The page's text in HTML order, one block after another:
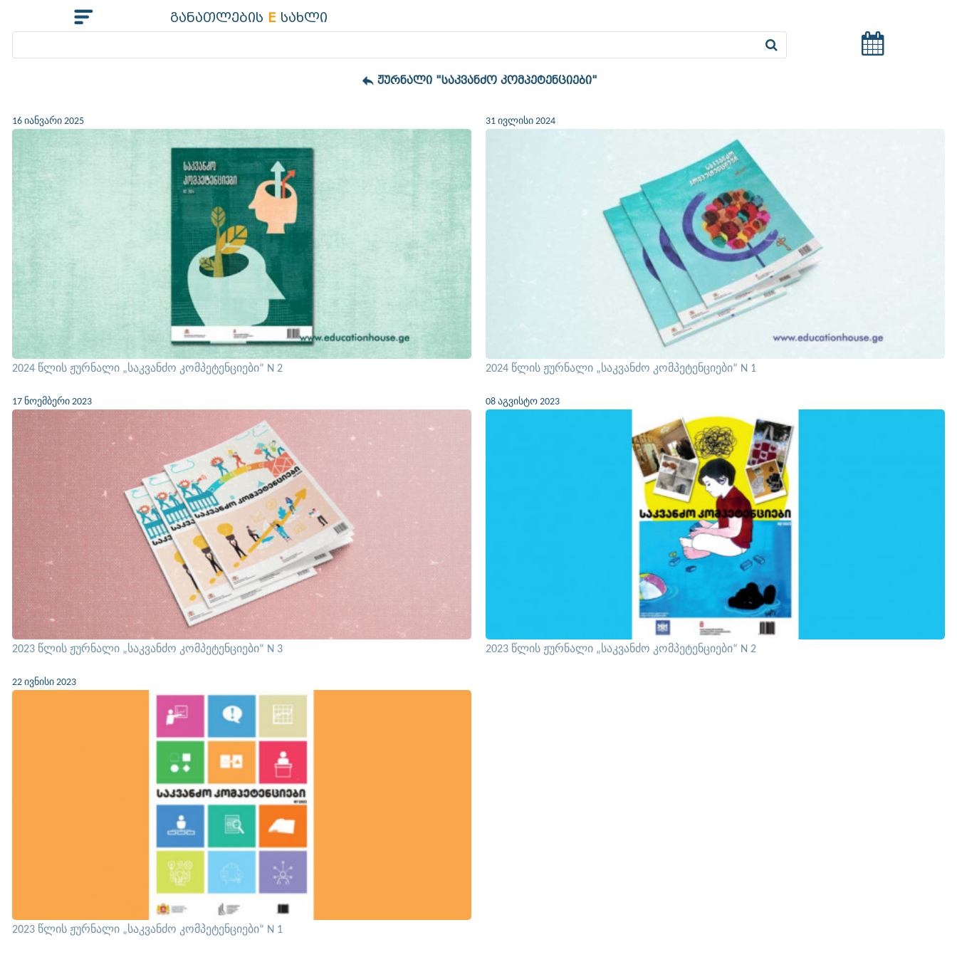
განათლების Eსახლი
ჟურნალი "საკვანძო კომპეტენციები"
16 იანვარი 2025
2024 წლის ჟურნალი „საკვანძო კომპეტენციები“ N 2
31 ივლისი 2024
2024 წლის ჟურნალი „საკვანძო კომპეტენციები“ N 1
17 ნოემბერი 2023
2023 წლის ჟურნალი „საკვანძო კომპეტენციები“ N 3
08 აგვისტო 2023
2023 წლის ჟურნალი „საკვანძო კომპეტენციები“ N 2
22 ივნისი 2023
2023 წლის ჟურნალი „საკვანძო კომპეტენციები“ N 1